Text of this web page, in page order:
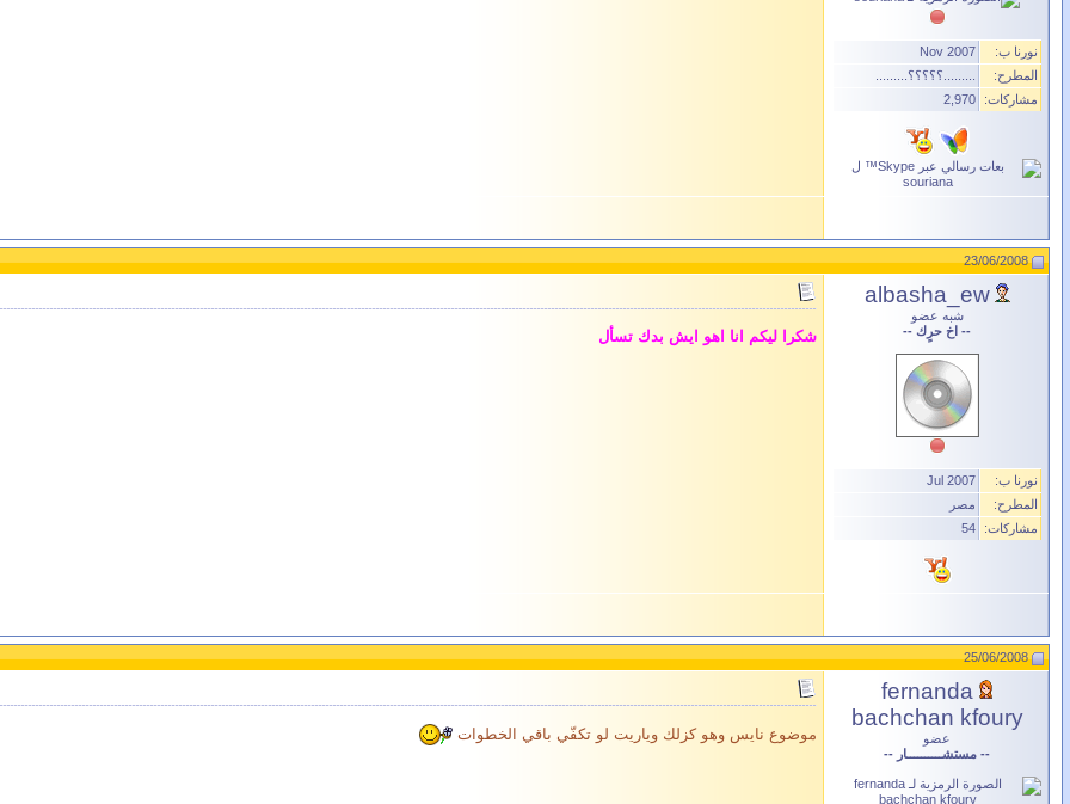
نورنا ب:
Nov 2007
المطرح:
.........؟؟؟؟؟.........
مشاركات:
2,970
23/06/2008
albasha_ew
شبه عضو
-- اخ حرٍك --
نورنا ب:
Jul 2007
المطرح:
مصر
مشاركات:
54
شكرا ليكم انا اهو ايش بدك تسأل
25/06/2008
fernanda
bachchan kfoury
عضو
-- مستشــــــــــار --
موضوع نايس وهو كزلك وياريت لو تكفّي باقي الخطوات